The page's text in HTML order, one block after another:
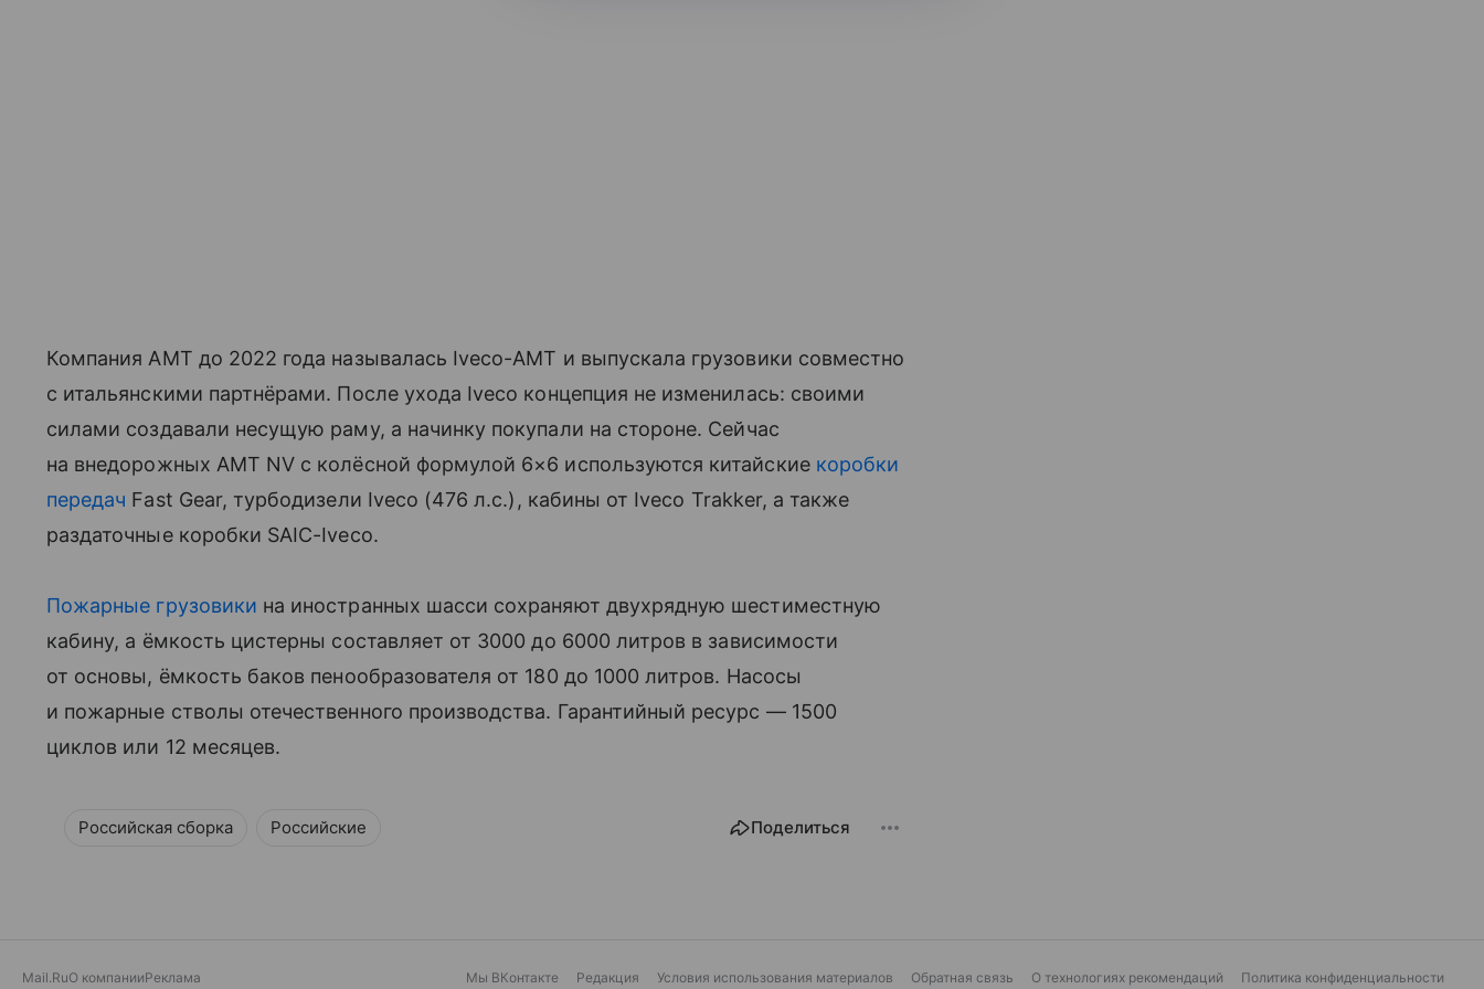
Компания АМТ до 2022 года называлась Iveco-АМТ и выпускала грузовики совместно
с итальянскими партнёрами. После ухода Iveco концепция не изменилась: своими
силами создавали несущую раму, а начинку покупали на стороне. Сейчас
на внедорожных AMT NV с колёсной формулой 6×6 используются китайские коробки
передач Fast Gear, турбодизели Iveco (476 л.с.), кабины от Iveco Trakker, а также
раздаточные коробки SAIC-Iveco.
Пожарные грузовики на иностранных шасси сохраняют двухрядную шестиместную
кабину, а ёмкость цистерны составляет от 3000 до 6000 литров в зависимости
от основы, ёмкость баков пенообразователя от 180 до 1000 литров. Насосы
и пожарные стволы отечественного производства. Гарантийный ресурс — 1500
циклов или 12 месяцев.
Российская сборка Российские Поделиться
Mail.RuО компанииРеклама Мы ВКонтакте Редакция Условия использования материалов Обратная связь О технологиях рекомендаций Политика конфиденциальности